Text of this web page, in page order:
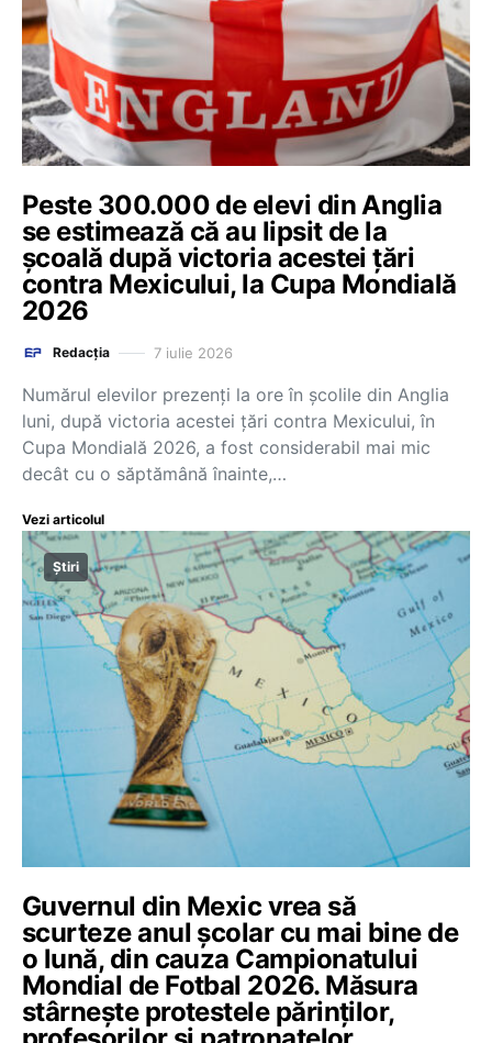
Peste 300.000 de elevi din Anglia
se estimează că au lipsit de la
școală după victoria acestei țări
contra Mexicului, la Cupa Mondială
2026
Redacția 7 iulie 2026
Numărul elevilor prezenți la ore în școlile din Anglia
luni, după victoria acestei țări contra Mexicului, în
Cupa Mondială 2026, a fost considerabil mai mic
decât cu o săptămână înainte,…
Vezi articolul
Știri
Guvernul din Mexic vrea să
scurteze anul școlar cu mai bine de
o lună, din cauza Campionatului
Mondial de Fotbal 2026. Măsura
stârnește protestele părinților,